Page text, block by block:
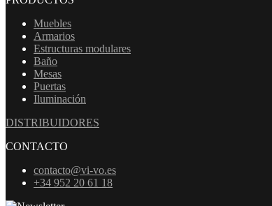
Muebles
Armarios
Estructuras modulares
Baño
Mesas
Puertas
Iluminación
DISTRIBUIDORES
CONTACTO
contacto@vi-vo.es
+34 952 20 61 18